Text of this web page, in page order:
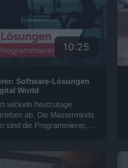
10:25
Software-Lösungen
World
wickeln heutzutage
ab. Die Masterminds
sind die Programmierer,